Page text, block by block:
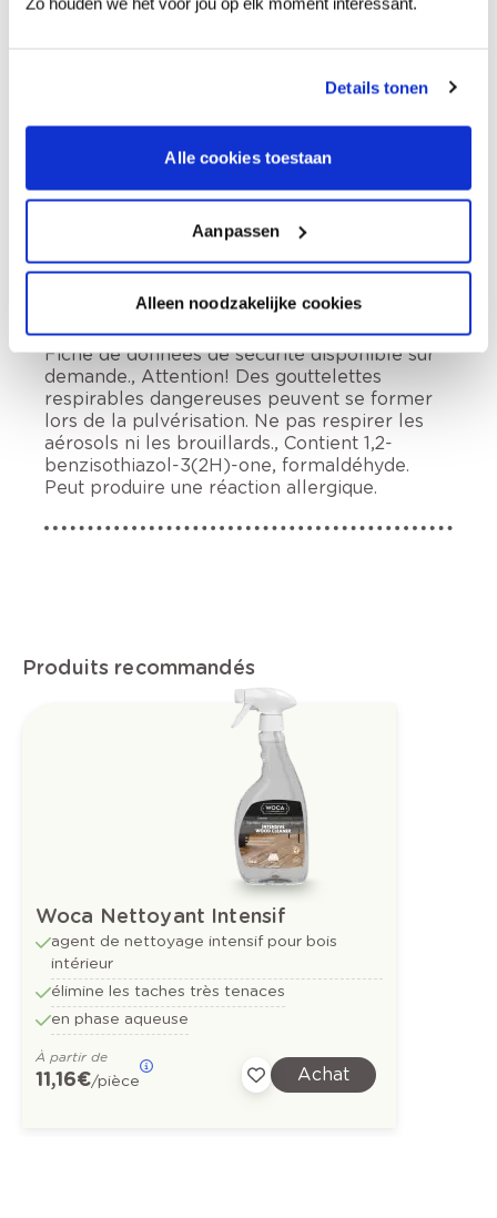
Details tonen
Alle cookies toestaan
Aanpassen
Alleen noodzakelijke cookies
Préparation
Lire attentivement et bien respecter toutes
enfants., En cas de consultation d’un médecin,
garder à disposition le récipient ou l’étiquette.
Fiche de données de sécurité disponible sur
demande., Attention! Des gouttelettes
respirables dangereuses peuvent se former
lors de la pulvérisation. Ne pas respirer les
aérosols ni les brouillards., Contient 1,2-
benzisothiazol-3(2H)-one, formaldéhyde.
Peut produire une réaction allergique.
Produits recommandés
Woca Nettoyant Intensif
agent de nettoyage intensif pour bois
intérieur
élimine les taches très tenaces
en phase aqueuse
À partir de
11,16 €/pièce Achat